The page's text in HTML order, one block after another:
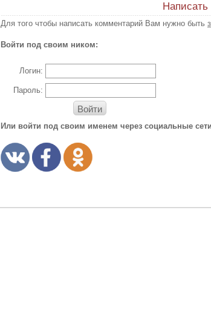
Для того чтобы написать комментарий Вам нужно быть
Войти под своим ником:
Логин:
Пароль:
Войти
Или войти под своим именем через социальные